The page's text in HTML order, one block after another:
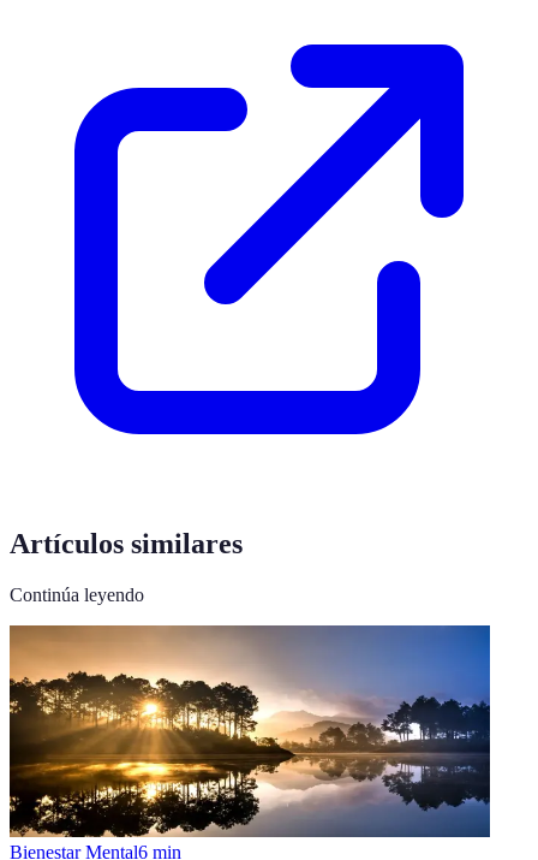
Artículos similares
Continúa leyendo
Bienestar Mental6 min